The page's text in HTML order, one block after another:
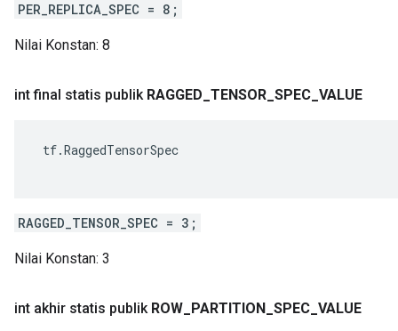
PER_REPLICA_SPEC = 8;
Nilai Konstan: 8
int final statis publik RAGGED TENSOR SPEC VALUE
tf.RaggedTensorSpec
RAGGED_TENSOR_SPEC = 3;
Nilai Konstan: 3
int akhir statis publik ROW PARTITION SPEC VALUE